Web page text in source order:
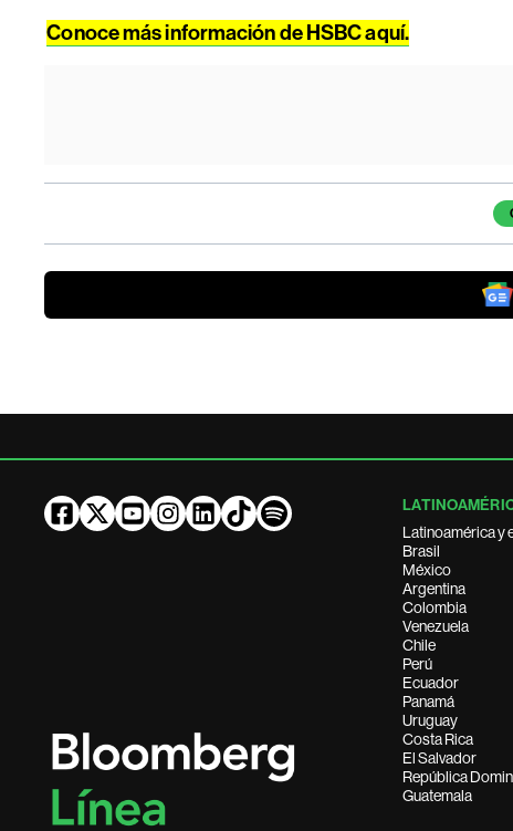
Conoce más información de HSBC aquí.
Latinoamérica y
Brasil
México
Argentina
Colombia
Venezuela
Chile
Perú
Ecuador
Panamá
Uruguay
Costa Rica
El Salvador
República
Guatemala